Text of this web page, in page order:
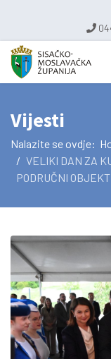
Vijesti
Nalazite se ovdje:
VELIKI DAN ZA
PODRUČNI